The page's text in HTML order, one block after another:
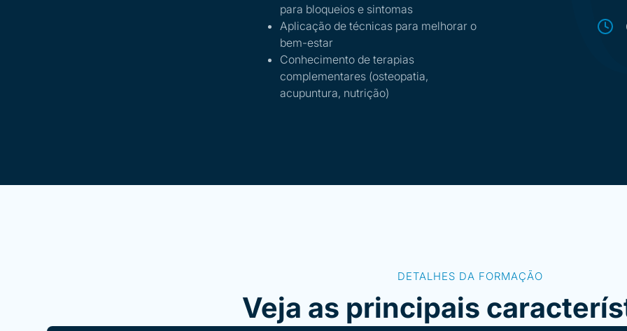
para bloqueios e sintomas
Aplicação de técnicas para melhorar o
bem-estar
Conhecimento de terapias
complementares (osteopatia,
acupuntura, nutrição)
DETALHES DA FORMAÇÃO
Veja as principais